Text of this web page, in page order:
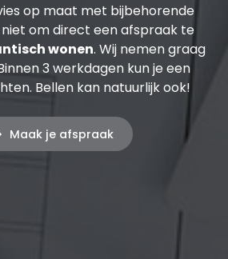
op maat met bijbehorende
om direct een afspraak te
wonen. Wij nemen graag
3 werkdagen kun je een
Bellen kan natuurlijk ook!
Maak je afspraak